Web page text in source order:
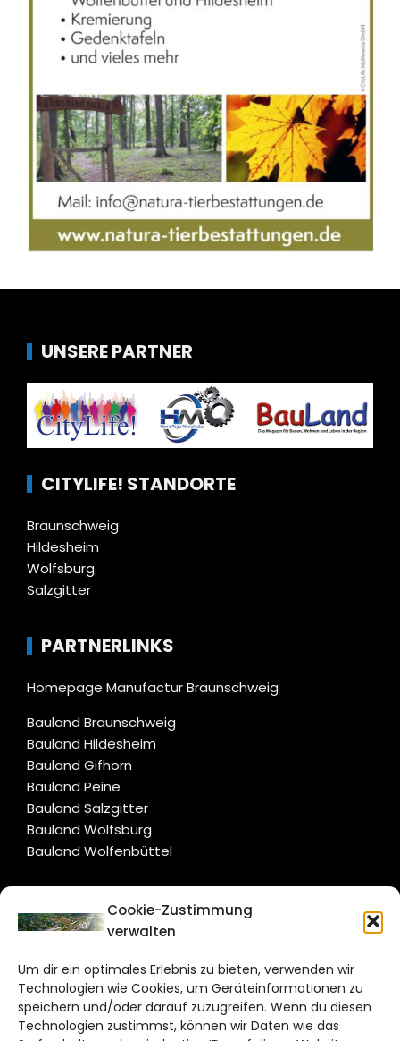
Cookie-Zustimmung
verwalten
Um dir ein optimales Erlebnis zu bieten, verwenden wir
Technologien wie Cookies, um Geräteinformationen zu
speichern und/oder darauf zuzugreifen. Wenn du diesen
Technologien zustimmst, können wir Daten wie das
UNSERE PARTNER
CITYLIFE! STANDORTE
Braunschweig
Hildesheim
Wolfsburg
Salzgitter
PARTNERLINKS
Homepage Manufactur Braunschweig
Bauland Braunschweig
Bauland Hildesheim
Bauland Gifhorn
Bauland Peine
Bauland Salzgitter
Bauland Wolfsburg
Bauland Wolfenbüttel
CITYLIFE!
Bruchtorwall 12
38100 Braunschweig
Telefon: 0531 387220 – 65